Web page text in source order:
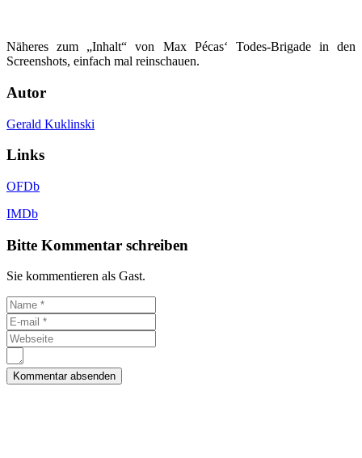
Näheres zum „Inhalt“ von Max Pécas‘ Todes-Brigade in den
Screenshots, einfach mal reinschauen.
Autor
Gerald Kuklinski
Links
OFDb
IMDb
Bitte Kommentar schreiben
Sie kommentieren als Gast.